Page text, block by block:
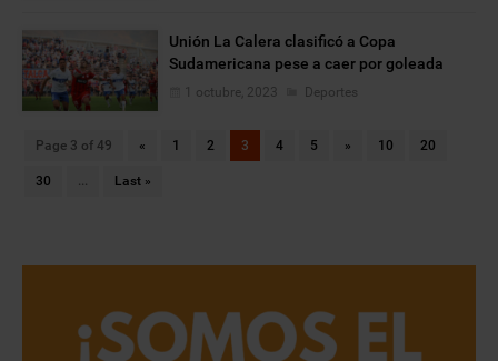
Unión La Calera clasificó a Copa
Sudamericana pese a caer por goleada
1 octubre, 2023 Deportes
Page 3 of 49 « 1 2 3 4 5 » 10 20
30 ... Last »